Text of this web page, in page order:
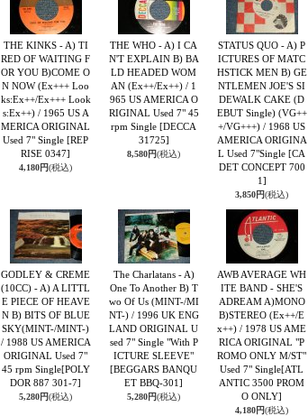
THE KINKS - A) TI
RED OF WAITING F
OR YOU B)COME O
N NOW (Ex+++ Loo
ks:Ex++/Ex+++ Look
s:Ex++) / 1965 US A
MERICA ORIGINAL
Used 7" Single [REP
RISE 0347]
4,180円(税込)
THE WHO - A) I CA
N'T EXPLAIN B) BA
LD HEADED WOM
AN (Ex++/Ex++) / 1
965 US AMERICA O
RIGINAL Used 7" 45
rpm Single [DECCA
31725]
8,580円(税込)
STATUS QUO - A) P
ICTURES OF MATC
HSTICK MEN B) GE
NTLEMEN JOE'S SI
DEWALK CAKE (D
EBUT Single) (VG++
+/VG+++) / 1968 US
AMERICA ORIGINA
L Used 7"Single [CA
DET CONCEPT 700
1]
3,850円(税込)
GODLEY & CREME
(10CC) - A) A LITTL
E PIECE OF HEAVE
N B) BITS OF BLUE
SKY(MINT-/MINT-)
/ 1988 US AMERICA
ORIGINAL Used 7"
45 rpm Single[POLY
DOR 887 301-7]
5,280円(税込)
The Charlatans - A)
One To Another B) T
wo Of Us (MINT-/MI
NT-) / 1996 UK ENG
LAND ORIGINAL U
sed 7" Single "With P
ICTURE SLEEVE"
[BEGGARS BANQU
ET BBQ-301]
5,280円(税込)
AWB AVERAGE WH
ITE BAND - SHE'S
ADREAM A)MONO
B)STEREO (Ex++/E
x++) / 1978 US AME
RICA ORIGINAL "P
ROMO ONLY M/ST"
Used 7" Single[ATL
ANTIC 3500 PROM
O ONLY]
4,180円(税込)